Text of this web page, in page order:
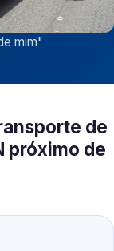
mim"
de
próximo de